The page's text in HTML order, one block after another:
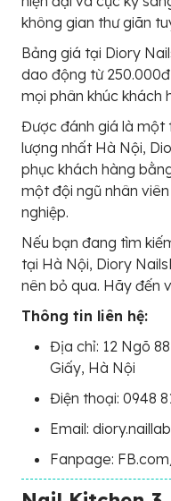
không gian thư giãn
Bảng giá tại Diory
dao động từ
mọi phân khúc khách
Được đánh giá là một
lượng nhất Hà Nội,
phục khách hàng
một đội ngũ nhân
nghiệp.
Nếu bạn đang tìm
tại Hà Nội, Diory
nên bỏ qua. Hãy đến
Thông tin liên hệ:
Địa chỉ: 12 Ngõ
Giấy, Hà Nội
Điện thoại: 0948
Email:
Fanpage: